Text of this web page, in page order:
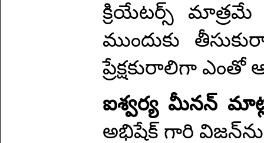
క్రియేటర్స్ మాత్రమే
ముందుకు
ప్రేక్షకురాలిగా ఎంతో
ఐశ్వర్య మీనన్
అభిషేక్ గారి